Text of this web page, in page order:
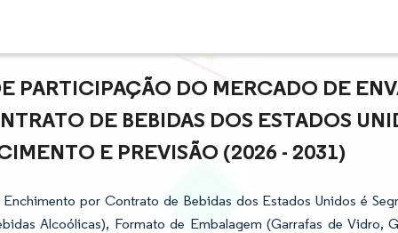
PARTICIPAÇÃO DO MERCADO DE
DE BEBIDAS DOS ESTADOS
E PREVISÃO (2026 - 2031)
por Contrato de Bebidas dos Estados Unidos é
Alcoólicas), Formato de Embalagem (Garrafas de Vidro,